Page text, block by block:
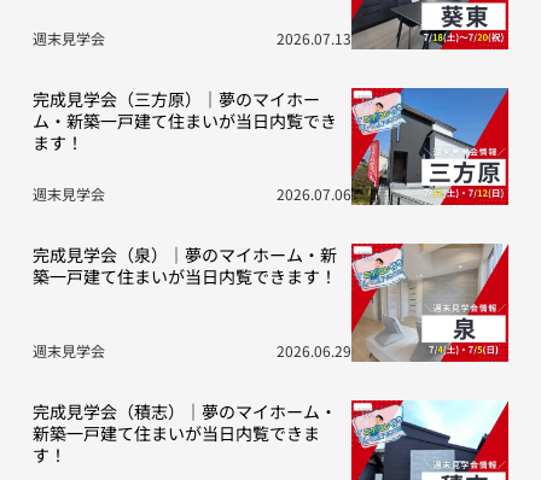
週末見学会 2026.07.13
完成見学会（三方原）｜夢のマイホー
ム・新築一戸建て住まいが当日内覧でき
ます！
週末見学会 2026.07.06
完成見学会（泉）｜夢のマイホーム・新
築一戸建て住まいが当日内覧できます！
週末見学会 2026.06.29
完成見学会（積志）｜夢のマイホーム・
新築一戸建て住まいが当日内覧できま
す！